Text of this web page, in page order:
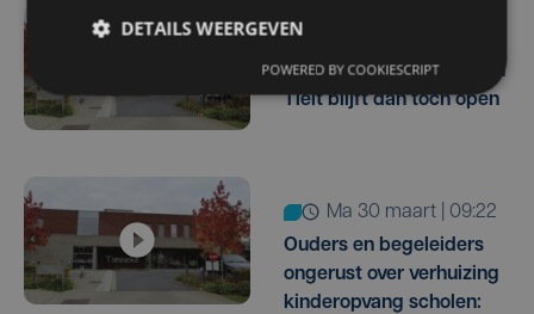
Kinderopvang Tanneke in
Tielt blijft dan toch open
ma 30 maart | 09:22
Ouders en begeleiders
ongerust over verhuizing
kinderopvang scholen:
DETAILS WEERGEVEN
POWERED BY COOKIESCRIPT